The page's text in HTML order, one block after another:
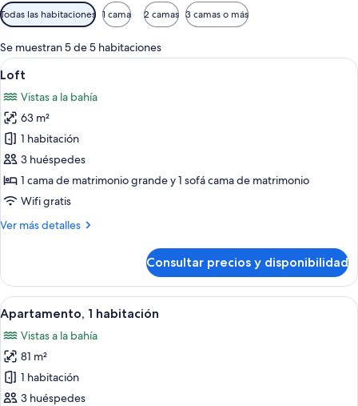
Filtros
disponibles
para
las
habitaciones
Todas las habitaciones 1 cama 2 camas 3 camas o más
Se muestran 5 de 5 habitaciones
Abrir
todas
las
fotos
de
Loft
Una habitación de hotel moderna
11
Loft
Vistas a la bahía
63 m²
1 habitación
3 huéspedes
1 cama de matrimonio grande y 1 sofá cama de matrimonio
Wifi gratis
Ver más detalles
Más
Consultar precios y disponibilidad
Abrir
todas
las
fotos
de
Apartamento,
Habitación de hotel con una cama,
6
Apartamento, 1 habitación
Vistas a la bahía
81 m²
1 habitación
3 huéspedes